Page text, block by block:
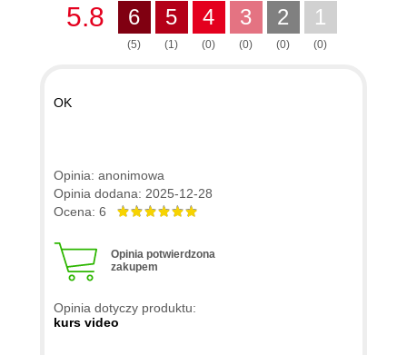
5.8 6
(5)
5
(1)
4
(0)
3
(0)
2
(0)
1
(0)
OK
Opinia: anonimowa
Opinia dodana: 2025-12-28
Ocena: 6
Opinia potwierdzona
zakupem
Opinia dotyczy produktu:
kurs video